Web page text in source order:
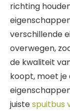
richting
verschillende
overwegen,
de kwaliteit
koopt, moet je
juistespuitbus